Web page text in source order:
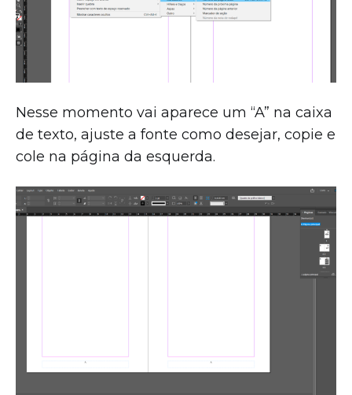
Nesse momento vai aparece um “A” na caixa
de texto, ajuste a fonte como desejar, copie e
cole na página da esquerda.